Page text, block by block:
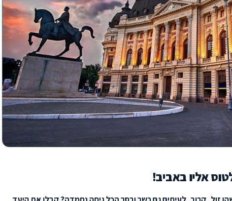
אליו באביב!